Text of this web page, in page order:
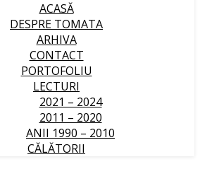
ACASĂ
DESPRE TOMATA
ARHIVA
CONTACT
PORTOFOLIU
LECTURI
2021 – 2024
2011 – 2020
ANII 1990 – 2010
CĂLĂTORII